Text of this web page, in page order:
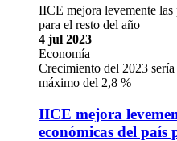
IICE mejora levemente las
para el resto del año
4 jul 2023
Economía
Crecimiento del 2023
máximo del 2,8 %
IICE mejora
económicas del país